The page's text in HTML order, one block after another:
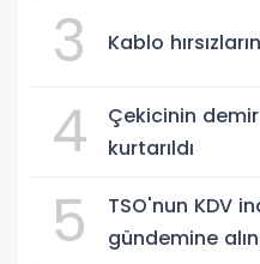
3 Kablo
4
Çekicinin demir
kurtarıldı
5
TSO'nun KDV
gündemine